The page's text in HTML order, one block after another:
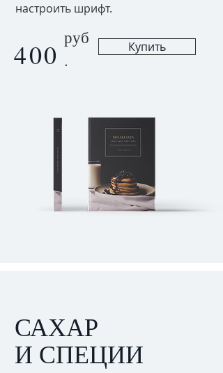
настроить шрифт.
руб
.
400 Купить
САХАР
И СПЕЦИИ